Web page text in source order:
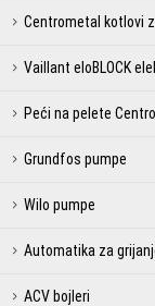
Centrometal kotlovi
Vaillant eloBLOCK
Peći na pelete
Grundfos pumpe
Wilo pumpe
Automatika za
ACV bojleri